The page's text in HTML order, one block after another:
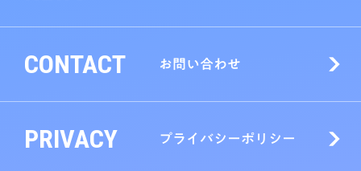
CONTACT お問い合わせ
PRIVACY プライバシーポリシー